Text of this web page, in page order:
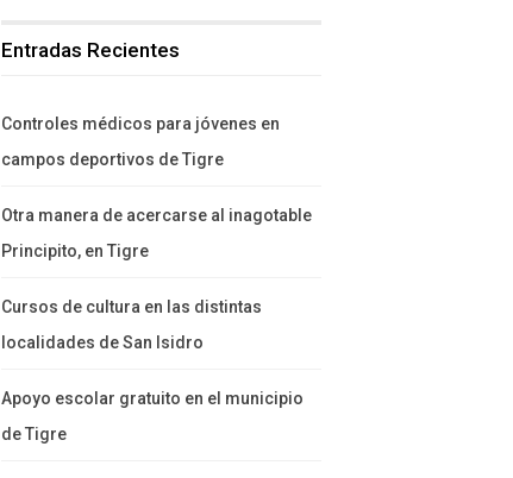
Entradas Recientes
Controles médicos para jóvenes en
campos deportivos de Tigre
Otra manera de acercarse al inagotable
Principito, en Tigre
Cursos de cultura en las distintas
localidades de San Isidro
Apoyo escolar gratuito en el municipio
de Tigre